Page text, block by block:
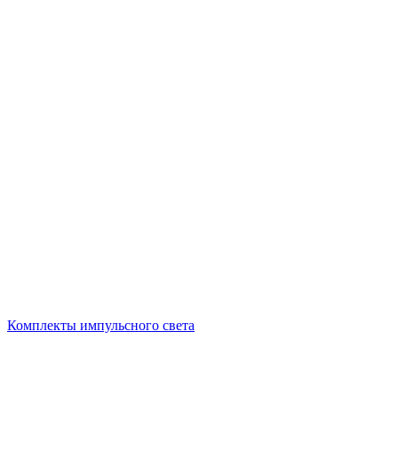
Комплекты импульсного света